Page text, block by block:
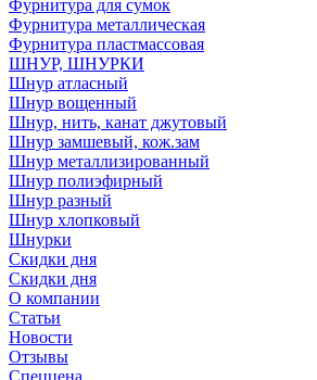
Фурнитура для сумок
Фурнитура металлическая
Фурнитура пластмассовая
ШНУР, ШНУРКИ
Шнур атласный
Шнур вощенный
Шнур, нить, канат джутовый
Шнур замшевый, кож.зам
Шнур металлизированный
Шнур полиэфирный
Шнур разный
Шнур хлопковый
Шнурки
Скидки дня
Скидки дня
О компании
Статьи
Новости
Отзывы
Спеццена